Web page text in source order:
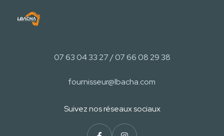
07 63 04 33 27 / 07 66 08 29 38
fournisseur@lbacha.com
Suivez nos réseaux sociaux​